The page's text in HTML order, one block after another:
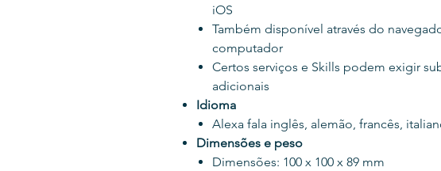
iOS
Também disponível através do
computador
Certos serviços e Skills podem exigir
adicionais
Idioma
Alexa fala inglês, alemão, francês,
Dimensões e peso
Dimensões: 100 x 100 x 89 mm